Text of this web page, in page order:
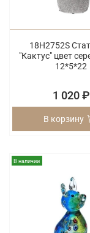
18H2752S
"Кактус" цвет
12*5*22
1 020 ₽
В корзину
В наличии